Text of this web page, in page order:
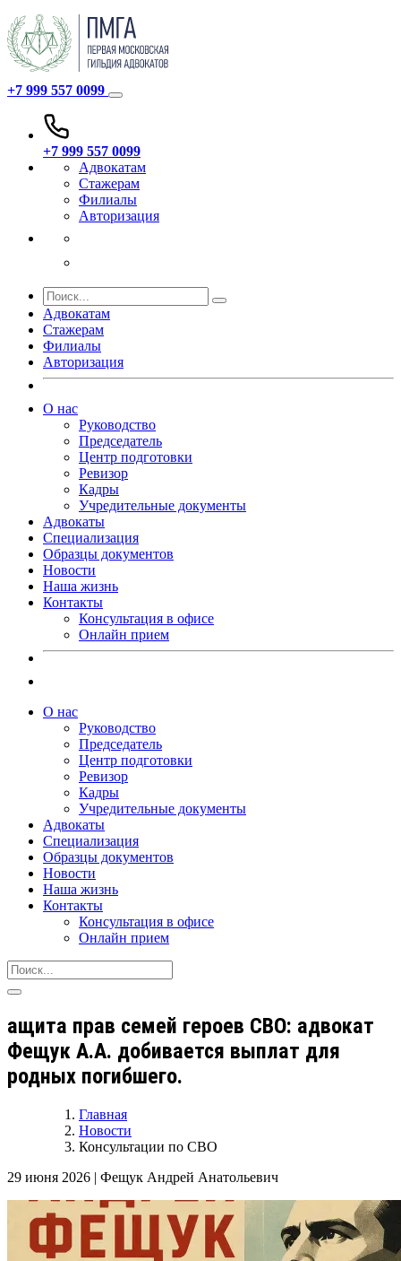
+7 999 557 0099
+7 999 557 0099
Адвокатам
Стажерам
Филиалы
Авторизация
Адвокатам
Стажерам
Филиалы
Авторизация
О нас
Руководство
Председатель
Центр подготовки
Ревизор
Кадры
Учредительные документы
Адвокаты
Специализация
Образцы документов
Новости
Наша жизнь
Контакты
Консультация в офисе
Онлайн прием
О нас
Руководство
Председатель
Центр подготовки
Ревизор
Кадры
Учредительные документы
Адвокаты
Специализация
Образцы документов
Новости
Наша жизнь
Контакты
Консультация в офисе
Онлайн прием
ащита прав семей героев СВО: адвокат
Фещук А.А. добивается выплат для
родных погибшего.
Главная
Новости
Консультации по СВО
29 июня 2026 | Фещук Андрей Анатольевич